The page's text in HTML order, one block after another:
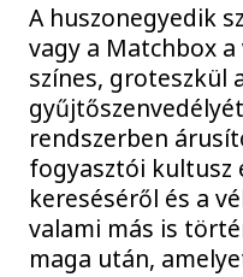
A huszonegyedik
vagy a Matchbox
színes, groteszkül
rendszerben
fogyasztói kultusz
kereséséről és a
valami más is
maga után,